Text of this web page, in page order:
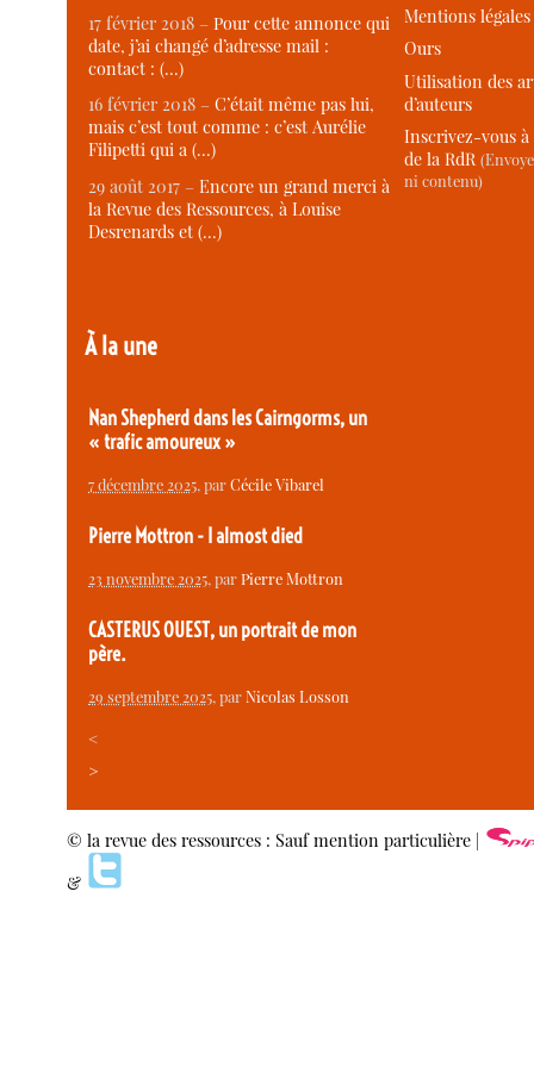
17 février 2018 –Pour cette annonce qui
date, j’ai changé d’adresse mail :
contact : (…)
16 février 2018 –C’était même pas lui,
mais c’est tout comme : c’est Aurélie
Filipetti qui a (…)
29 août 2017 –Encore un grand merci à
la Revue des Ressources, à Louise
Desrenards et (…)
À la une
Nan Shepherd dans les Cairngorms, un
« trafic amoureux »
7 décembre 2025, parCécile Vibarel
Pierre Mottron - I almost died
23 novembre 2025, parPierre Mottron
CASTERUS OUEST, un portrait de mon
père.
29 septembre 2025, parNicolas Losson
<
>
Mentions légales
Ours
Utilisation des
d’auteurs
Inscrivez-vous
de la RdR
ni contenu)
© la revue des ressources : Sauf mention particulière |
&